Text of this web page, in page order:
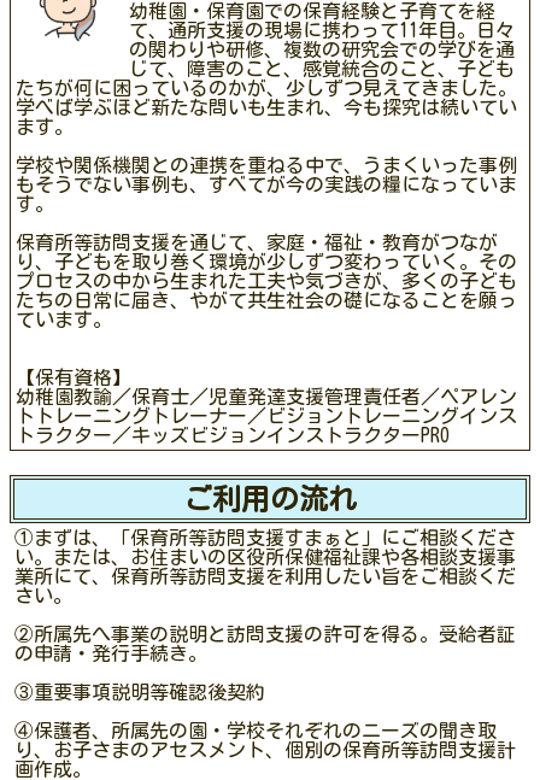
幼稚園・保育園での保育経験と子育てを経
て、通所支援の現場に携わって11年目。日々
の関わりや研修、複数の研究会での学びを通
じて、障害のこと、感覚統合のこと、子ども
たちが何に困っているのかが、少しずつ見えてきました。
学べば学ぶほど新たな問いも生まれ、今も探究は続いてい
ます。
学校や関係機関との連携を重ねる中で、うまくいった事例
もそうでない事例も、すべてが今の実践の糧になっていま
す。
保育所等訪問支援を通じて、家庭・福祉・教育がつなが
り、子どもを取り巻く環境が少しずつ変わっていく。その
プロセスの中から生まれた工夫や気づきが、多くの子ども
たちの日常に届き、やがて共生社会の礎になることを願っ
ています。
【保有資格】
幼稚園教諭／保育士／児童発達支援管理責任者／ペアレン
トトレーニングトレーナー／ビジョントレーニングインス
トラクター／キッズビジョンインストラクターPRO
ご利用の流れ
①まずは、「保育所等訪問支援すまぁと」にご相談くださ
い。または、お住まいの区役所保健福祉課や各相談支援事
業所にて、保育所等訪問支援を利用したい旨をご相談くだ
さい。
②所属先へ事業の説明と訪問支援の許可を得る。受給者証
の申請・発行手続き。
③重要事項説明等確認後契約
④保護者、所属先の園・学校それぞれのニーズの聞き取
り、お子さまのアセスメント、個別の保育所等訪問支援計
画作成。